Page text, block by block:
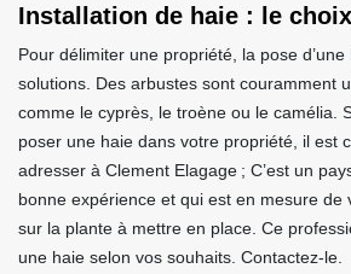
Installation de haie : le
Pour délimiter une propriété, la pose
solutions. Des arbustes sont couramment
comme le cyprès, le troène ou le camélia.
poser une haie dans votre propriété, il est
adresser à Clement Elagage ; C’est un
bonne expérience et qui est en mesure de
sur la plante à mettre en place. Ce
une haie selon vos souhaits. Contactez-le.